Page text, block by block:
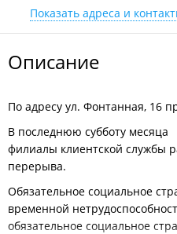
Показать адреса и
Описание
По адресу ул. Фонтанная, 16
В последнюю субботу месяца
филиалы клиентской службы
перерыва.
Обязательное социальное
временной
обязательное социальное